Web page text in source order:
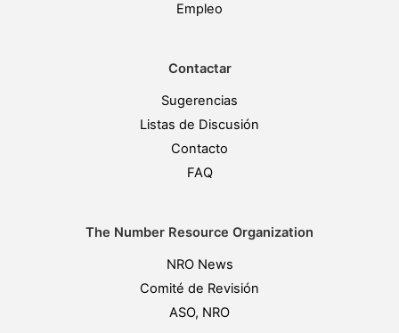
Empleo
Contactar
Sugerencias
Listas de Discusión
Contacto
FAQ
The Number Resource Organization
NRO News
Comité de Revisión
ASO, NRO